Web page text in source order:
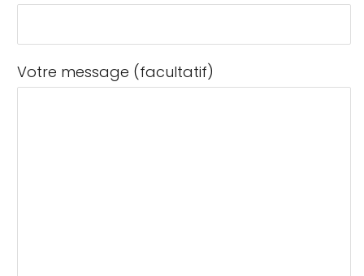
Votre message (facultatif)